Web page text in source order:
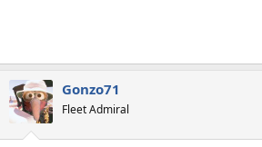
Gonzo71
Fleet Admiral